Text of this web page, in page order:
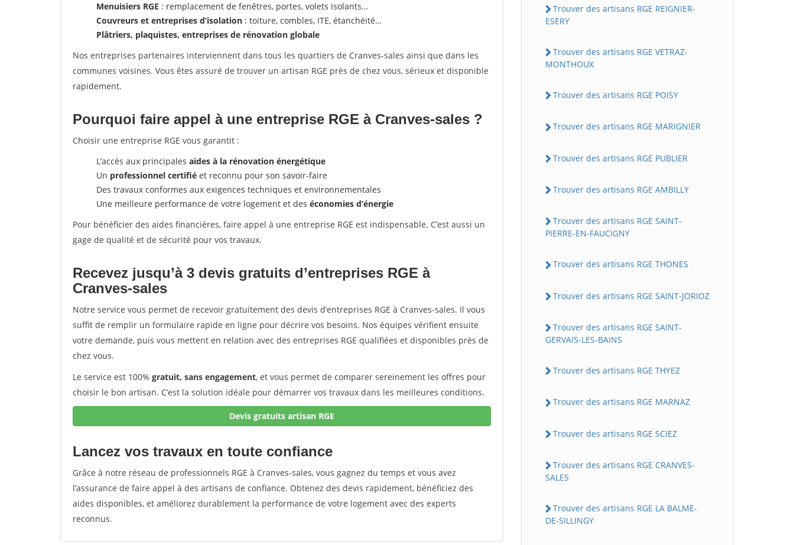
Menuisiers RGE : remplacement de fenêtres, portes, volets isolants…
Couvreurs et entreprises d’isolation : toiture, combles, ITE, étanchéité…
Plâtriers, plaquistes, entreprises de rénovation globale
Nos entreprises partenaires interviennent dans tous les quartiers de Cranves-sales ainsi que dans les
communes voisines. Vous êtes assuré de trouver un artisan RGE près de chez vous, sérieux et disponible
rapidement.
Pourquoi faire appel à une entreprise RGE à Cranves-sales ?
Choisir une entreprise RGE vous garantit :
L’accès aux principales aides à la rénovation énergétique
Un professionnel certifié et reconnu pour son savoir-faire
Des travaux conformes aux exigences techniques et environnementales
Une meilleure performance de votre logement et des économies d’énergie
Pour bénéficier des aides financières, faire appel à une entreprise RGE est indispensable. C’est aussi un
gage de qualité et de sécurité pour vos travaux.
Recevez jusqu’à 3 devis gratuits d’entreprises RGE à
Cranves-sales
Notre service vous permet de recevoir gratuitement des devis d’entreprises RGE à Cranves-sales. Il vous
suffit de remplir un formulaire rapide en ligne pour décrire vos besoins. Nos équipes vérifient ensuite
votre demande, puis vous mettent en relation avec des entreprises RGE qualifiées et disponibles près de
chez vous.
Le service est 100% gratuit, sans engagement, et vous permet de comparer sereinement les offres pour
choisir le bon artisan. C’est la solution idéale pour démarrer vos travaux dans les meilleures conditions.
Devis gratuits artisan RGE
Lancez vos travaux en toute confiance
Grâce à notre réseau de professionnels RGE à Cranves-sales, vous gagnez du temps et vous avez
l’assurance de faire appel à des artisans de confiance. Obtenez des devis rapidement, bénéficiez des
aides disponibles, et améliorez durablement la performance de votre logement avec des experts
reconnus.
Trouver des artisans RGE REIGNIER-
ESERY
Trouver des artisans RGE VETRAZ-
MONTHOUX
Trouver des artisans RGE POISY
Trouver des artisans RGE MARIGNIER
Trouver des artisans RGE PUBLIER
Trouver des artisans RGE AMBILLY
Trouver des artisans RGE SAINT-
PIERRE-EN-FAUCIGNY
Trouver des artisans RGE THONES
Trouver des artisans RGE SAINT-JORIOZ
Trouver des artisans RGE SAINT-
GERVAIS-LES-BAINS
Trouver des artisans RGE THYEZ
Trouver des artisans RGE MARNAZ
Trouver des artisans RGE SCIEZ
Trouver des artisans RGE CRANVES-
SALES
Trouver des artisans RGE LA BALME-
DE-SILLINGY